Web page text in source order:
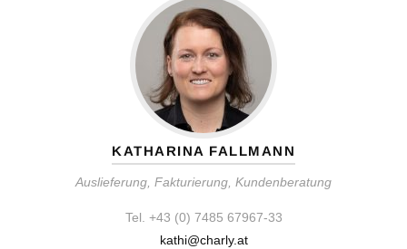
KATHARINA FALLMANN
Auslieferung, Fakturierung, Kundenberatung
Tel. +43 (0) 7485 67967-33
kathi@charly.at